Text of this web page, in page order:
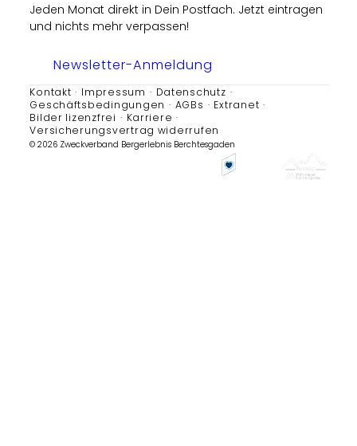
Jeden Monat direkt in Dein Postfach. Jetzt eintragen
und nichts mehr verpassen!
Newsletter-Anmeldung
Kontakt Impressum
Datenschutz
Geschäftsbedingungen
AGBs
Extranet
Bilder lizenzfrei
Karriere
Versicherungsvertrag widerrufen
© 2026 Zweckverband Bergerlebnis Berchtesgaden